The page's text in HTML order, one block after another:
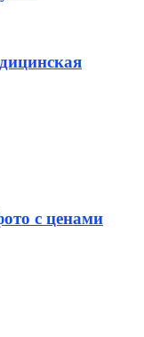
с ценами